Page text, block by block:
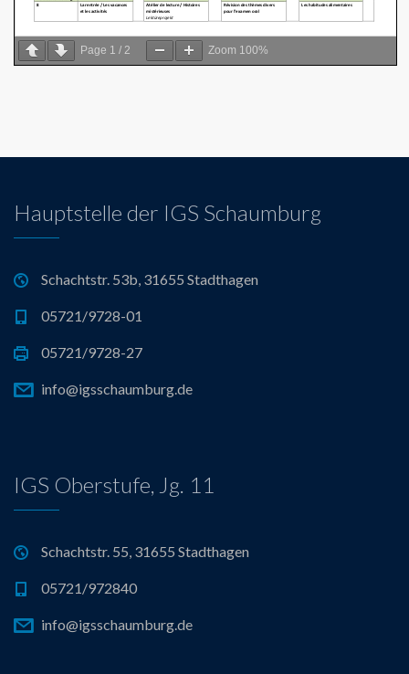
Page 1 / 2 Zoom 100%
Hauptstelle der IGS Schaumburg
Schachtstr. 53b, 31655 Stadthagen
05721/9728-01
05721/9728-27
info@igsschaumburg.de
IGS Oberstufe, Jg. 11
Schachtstr. 55, 31655 Stadthagen
05721/972840
info@igsschaumburg.de